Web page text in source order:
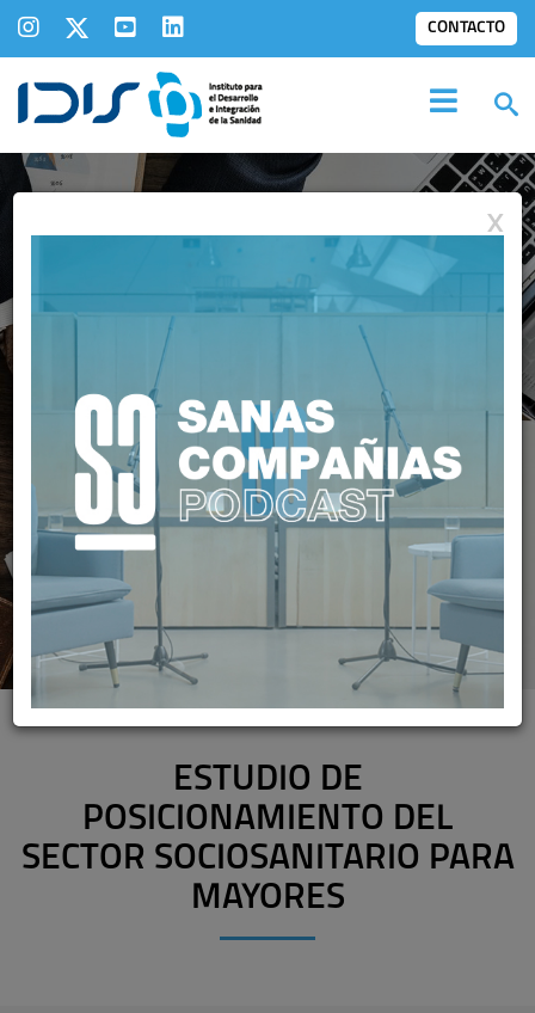
CONTACTO
INFORMES IDIS:
EXPERIENCIA DE PACIENTE
ESTUDIO DE
POSICIONAMIENTO DEL
SECTOR SOCIOSANITARIO PARA
MAYORES
X